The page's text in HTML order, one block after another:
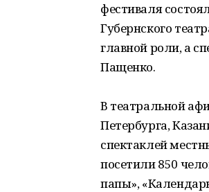
фестиваля
Губернского
главной роли, а
Пащенко.
В театральной
Петербурга,
спектаклей
посетили 850
папы»,